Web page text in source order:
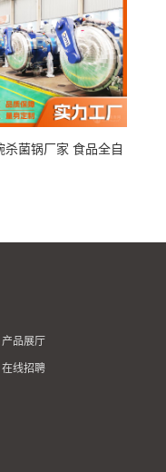
杀菌锅厂家 食品全自
产品展厅
在线招聘